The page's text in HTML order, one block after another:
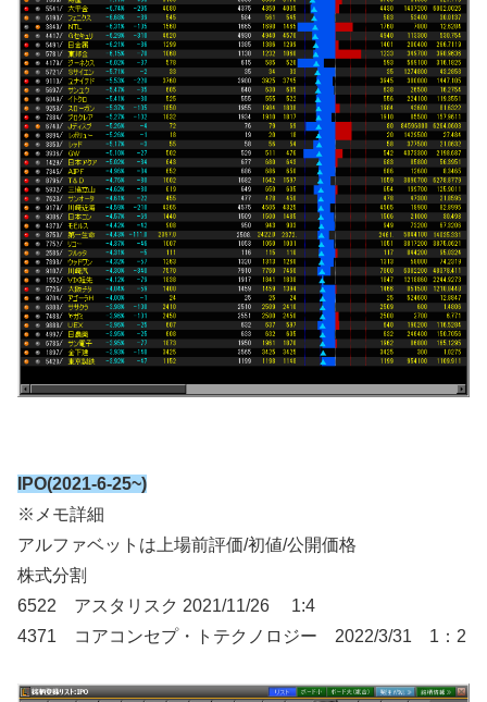
IPO(2021-6-25~)
※メモ詳細
アルファベットは上場前評価/初値/公開価格
株式分割
6522 アスタリスク 2021/11/26 1:4
4371 コアコンセプ・トテクノロジー 2022/3/31 1：2